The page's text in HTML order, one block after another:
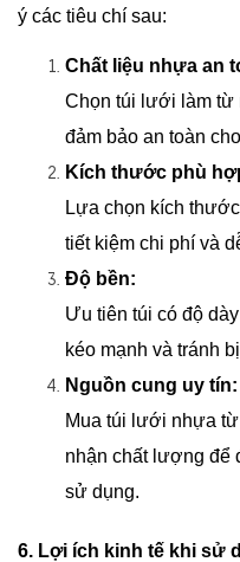
ý các tiêu chí sau:
Chất liệu nhựa an
Chọn túi lưới làm từ
đảm bảo an toàn
Kích thước phù
Lựa chọn kích
tiết kiệm chi phí và
Độ bền:
Ưu tiên túi có độ
kéo mạnh và tránh
Nguồn cung uy tín:
Mua túi lưới nhựa
nhận chất lượng để
sử dụng.
6. Lợi ích kinh tế khi sử